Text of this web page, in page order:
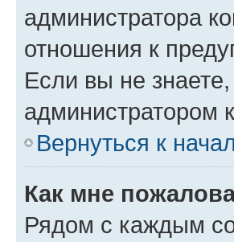
администратора
отношения к
Если вы не
администратором
Вернуться к
Как мне
Рядом с каждым